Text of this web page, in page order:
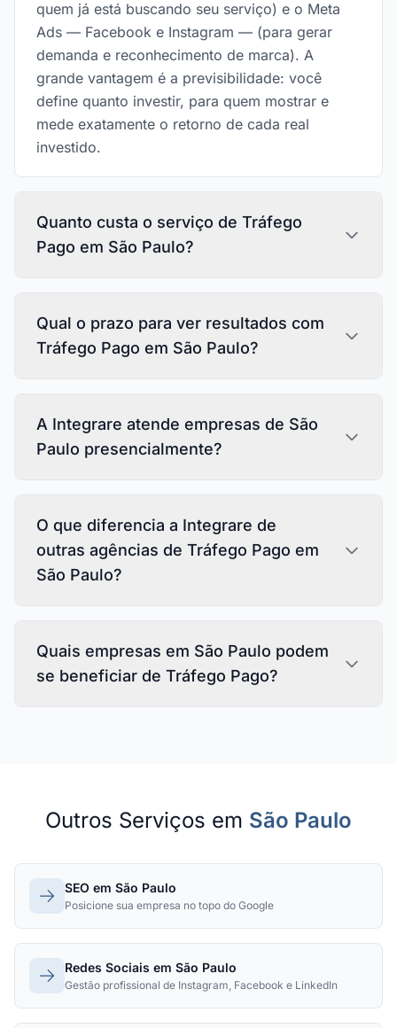
quem já está buscando seu serviço) e o Meta
Ads — Facebook e Instagram — (para gerar
demanda e reconhecimento de marca). A
grande vantagem é a previsibilidade: você
define quanto investir, para quem mostrar e
mede exatamente o retorno de cada real
investido.
Quanto custa o serviço de Tráfego
Pago em São Paulo?
Qual o prazo para ver resultados com
Tráfego Pago em São Paulo?
A Integrare atende empresas de São
Paulo presencialmente?
O que diferencia a Integrare de
outras agências de Tráfego Pago em
São Paulo?
Quais empresas em São Paulo podem
se beneficiar de Tráfego Pago?
Outros Serviços em São Paulo
SEO em São Paulo
Posicione sua empresa no topo do Google
Redes Sociais em São Paulo
Gestão profissional de Instagram, Facebook e LinkedIn